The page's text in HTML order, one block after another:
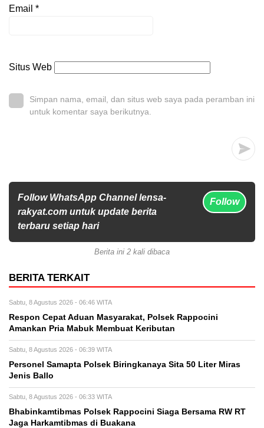
Email *
Situs Web
Simpan nama, email, dan situs web saya pada peramban ini
untuk komentar saya berikutnya.
Follow WhatsApp Channel lensa-
rakyat.com untuk update berita
terbaru setiap hari
Follow
Berita ini 2 kali dibaca
BERITA TERKAIT
Sabtu, 8 Agustus 2026 - 06:46 WITA
Respon Cepat Aduan Masyarakat, Polsek Rappocini
Amankan Pria Mabuk Membuat Keributan
Sabtu, 8 Agustus 2026 - 06:39 WITA
Personel Samapta Polsek Biringkanaya Sita 50 Liter Miras
Jenis Ballo
Sabtu, 8 Agustus 2026 - 06:33 WITA
Bhabinkamtibmas Polsek Rappocini Siaga Bersama RW RT
Jaga Harkamtibmas di Buakana